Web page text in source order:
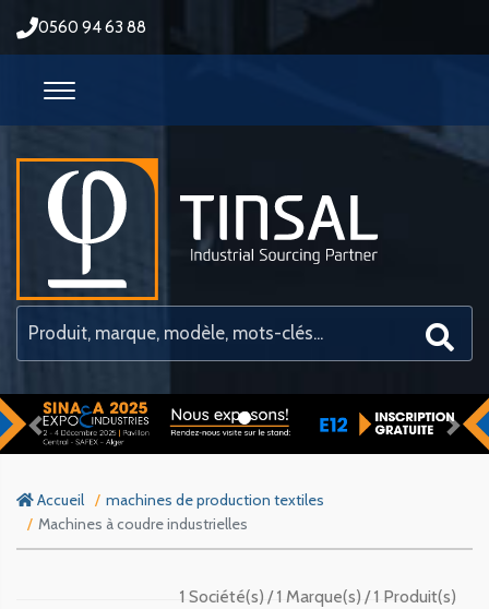
0560 94 63 88
Previous
Accueil
machines de production textiles
Machines à coudre industrielles
1 Produit(s)
1 Marque(s)
1 Société(s)